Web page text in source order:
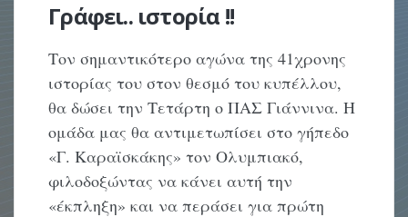
Γράφει.. ιστορία !!
Τον σημαντικότερο αγώνα της 41χρονης
ιστορίας του στον θεσμό του κυπέλλου,
θα δώσει την Τετάρτη ο ΠΑΣ Γιάννινα. Η
ομάδα μας θα αντιμετωπίσει στο γήπεδο
«Γ. Καραϊσκάκης» τον Ολυμπιακό,
φιλοδοξώντας να κάνει αυτή την
«έκπληξη» και να περάσει για πρώτη